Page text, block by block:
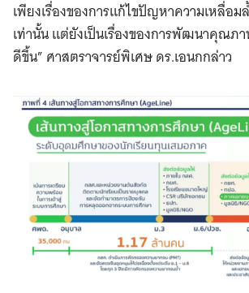
เพียงเรื่องของการแก้ไขปัญหาความเหลื่อม
เท่านั้น แต่ยังเป็นเรื่องของการพัฒนาคุณภ
ดีขึ้น” ศาสตราจารย์พิเศษ ดร.เอนกกล่าว